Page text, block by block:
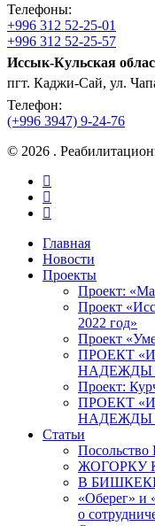
Телефоны:
+996 312 52-25-01
+996 312 52-25-57
Иссык-Кульская
пгт. Каджи-Сай, ул.
Телефон:
(+996 3947) 9-24-76
© 2026 .
facebook
instagram
vk
Close
Menu
Главная
Новости
Проекты
Проект:
Проект
2022 год»
Проект
ПРОЕКТ
НАДЕЖДЫ
Проект:
ПРОЕКТ
НАДЕЖДЫ
Статьи
ЖОГОРКУ
В
«Оберег» и
о